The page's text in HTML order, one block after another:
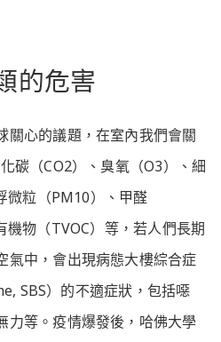
的危害
關心的議題，在室內我們會關
碳（CO2）、臭氧（O3）、細
微粒（PM10）、甲醛
機物（TVOC）等，若人們長期
氣中，會出現病態大樓綜合症
SBS）的不適症狀，包括噁
力等。疫情爆發後，哈佛大學